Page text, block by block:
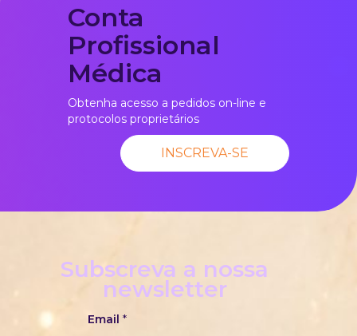
Conta
Profissional
Médica
Obtenha acesso a pedidos on-line e
protocolos proprietários
INSCREVA-SE
Subscreva a nossa
newsletter
Email *